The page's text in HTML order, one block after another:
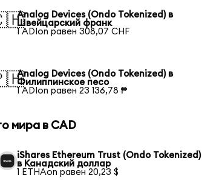
Analog Devices (Ondo Tokenized) в
Швейцарский франк
1 ADIon равен 308,07 CHF
Analog Devices (Ondo Tokenized) в
Филиппинское песо
1 ADIon равен 23 136,78 ₱
мира в CAD
iShares Ethereum Trust (Ondo Tokenized)
в Канадский доллар
1 ETHAon равен 20,23 $